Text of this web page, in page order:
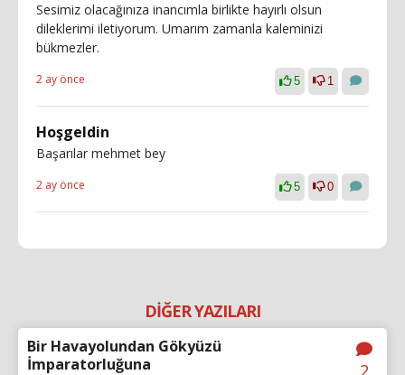
Sesimiz olacağınıza inancımla birlikte hayırlı olsun
dileklerimi iletiyorum. Umarım zamanla kaleminizi
bükmezler.
2 ay önce 5 1
Hoşgeldin
Başarılar mehmet bey
2 ay önce 5 0
DİĞER YAZILARI
Bir Havayolundan Gökyüzü
İmparatorluğuna
2